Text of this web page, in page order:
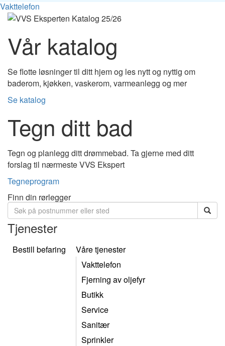
Vakttelefon
Vår katalog
Se flotte løsninger til ditt hjem og les nytt og nyttig om
baderom, kjøkken, vaskerom, varmeanlegg og mer
Se katalog
Tegn ditt bad
Tegn og planlegg ditt drømmebad. Ta gjerne med ditt
forslag til nærmeste VVS Ekspert
Tegneprogram
Finn din rørlegger
Tjenester
Bestill befaring
Våre tjenester
Vakttelefon
Fjerning av oljefyr
Butikk
Service
Sanitær
Sprinkler